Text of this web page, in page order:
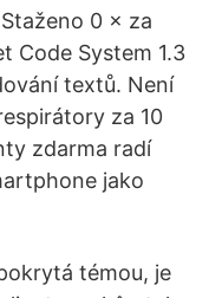
0 × za
Code System 1.3
textů. Není
za 10
zdarma radí
jako
témou, je